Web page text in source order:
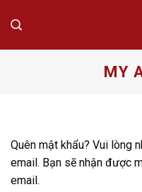
MY
Quên mật khẩu? Vui lòng
email. Bạn sẽ nhận được
email.